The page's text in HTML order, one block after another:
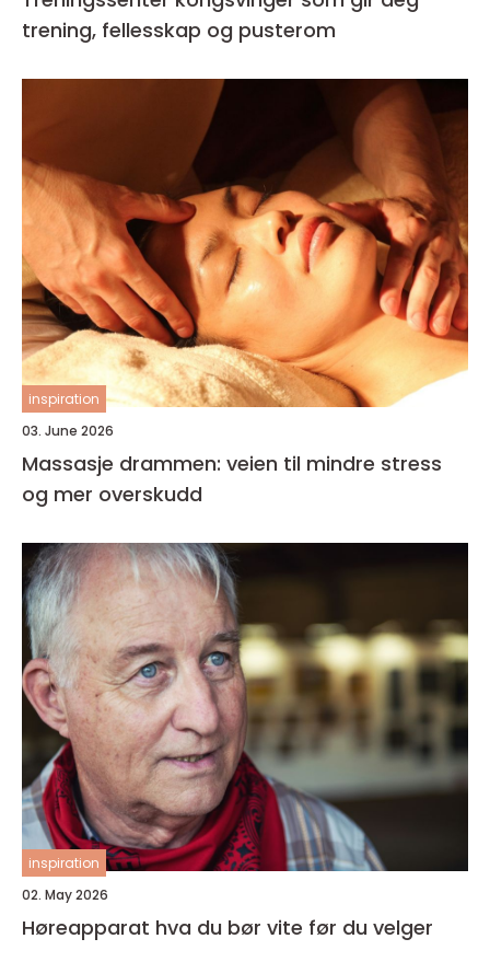
trening, fellesskap og pusterom
inspiration
03. June 2026
Massasje drammen: veien til mindre stress
og mer overskudd
inspiration
02. May 2026
Høreapparat hva du bør vite før du velger